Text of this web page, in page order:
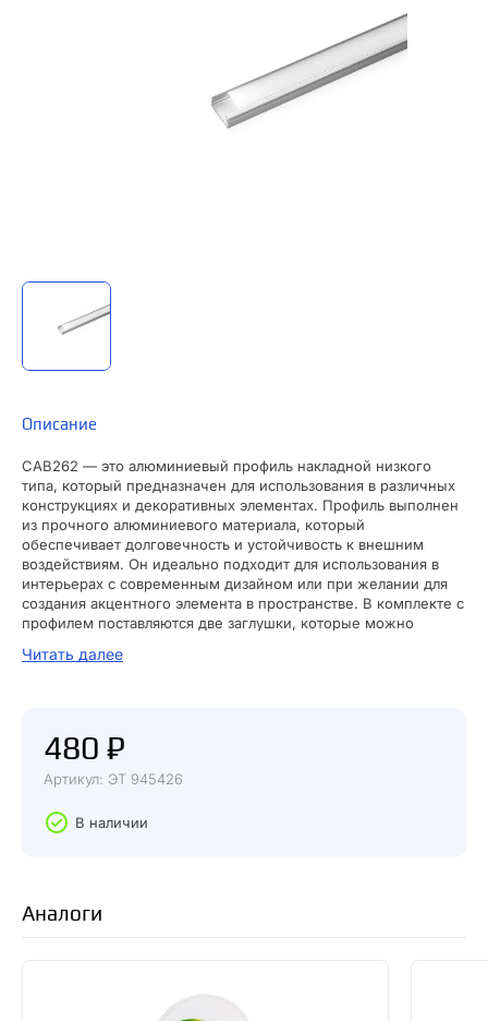
Описание
CAB262 — это алюминиевый профиль накладной низкого
типа, который предназначен для использования в различных
конструкциях и декоративных элементах. Профиль выполнен
из прочного алюминиевого материала, который
обеспечивает долговечность и устойчивость к внешним
воздействиям. Он идеально подходит для использования в
интерьерах с современным дизайном или при желании для
создания акцентного элемента в пространстве. В комплекте с
профилем поставляются две заглушки, которые можно
гармоничного завершения конструкции. Также в комплекте
Читать далее
480 ₽
Артикул: ЭТ 945426
В наличии
Аналоги